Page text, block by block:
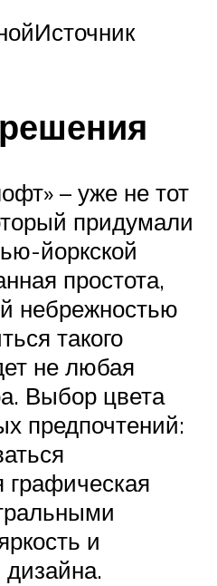
– уже не тот
придумали
йоркской
простота,
небрежностью
такого
не любая
Выбор цвета
предпочтений:
графическая
и
дизайна.